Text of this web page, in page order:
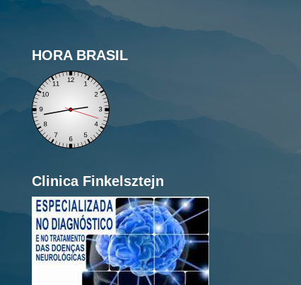
HORA BRASIL
Clinica Finkelsztejn